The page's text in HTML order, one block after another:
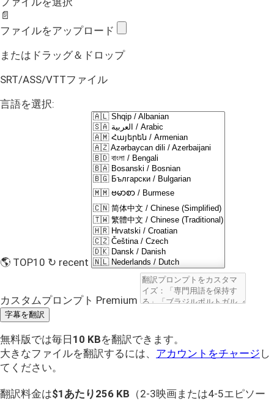
📄
ファイルをアップロード
またはドラッグ＆ドロップ
SRT/ASS/VTTファイル
言語を選択:
🌎 TOP10 ↻ recent
カスタムプロンプト Premium
字幕を翻訳
無料版では毎日 10 KBを翻訳できます。
大きなファイルを翻訳するには、 アカウントをチャージ し
てください。
翻訳料金は$1あたり 256 KB （2-3映画または4-5エピソー